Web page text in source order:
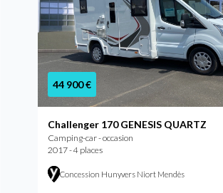
44 900 €
Challenger 170 GENESIS QUARTZ
Camping-car - occasion
2017 - 4 places
Concession Hunyvers Niort Mendès